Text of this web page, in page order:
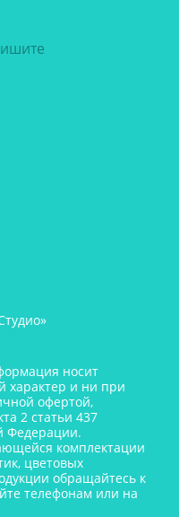
носит
характер и ни при
офертой,
2 статьи 437
Федерации.
комплектации
цветовых
обращайтесь к
телефонам или на